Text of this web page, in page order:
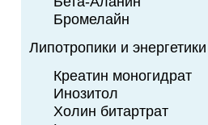
Бромелайн
Липотропики и
Креатин моногидрат
Инозитол
Холин битартрат